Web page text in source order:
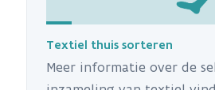
Textiel thuis sorteren
Meer informatie over de